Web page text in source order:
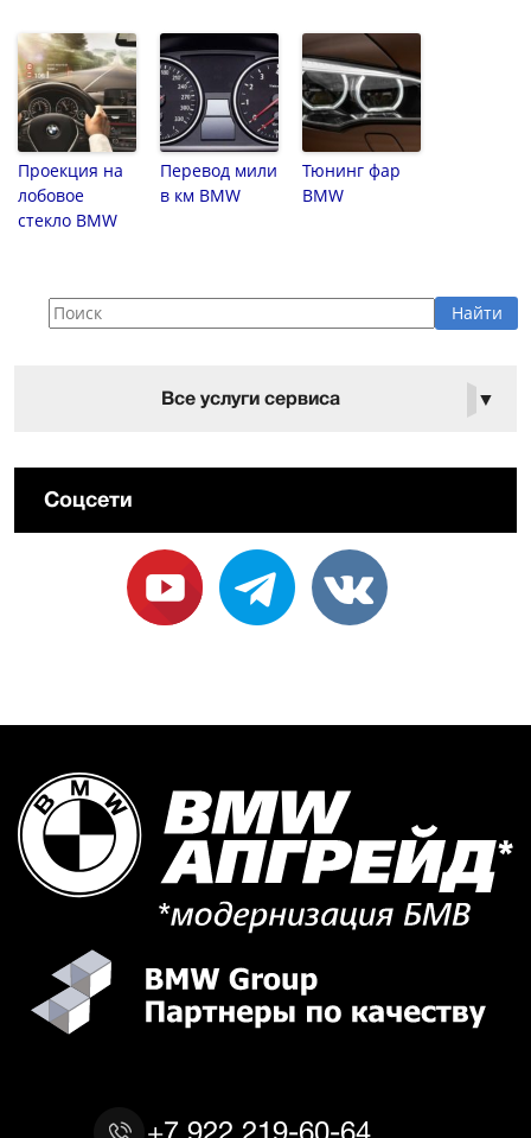
Проекция на
лобовое
стекло BMW
Перевод мили
в км BMW
Тюнинг фар
BMW
Все услуги сервиса ▼
Соцсети